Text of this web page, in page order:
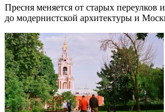
Пресня меняется от старых переулков
до модернистской архитектуры и